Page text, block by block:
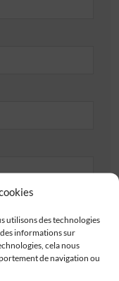
utilisons des technologies
informations sur
cela nous
de navigation ou